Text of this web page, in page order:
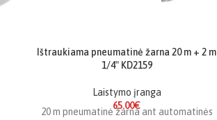
Ištraukiama pneumatinė žarna 20 m + 2 m
1/4″ KD2159
Laistymo įranga
65.00€
20 m pneumatinė žarna ant automatinės